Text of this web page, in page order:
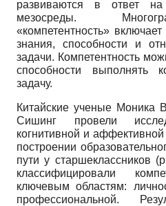
развиваются в ответ
мезосреды.
«компетентность»
знания, способности и
задачи. Компетентность
способности выполнять
задачу.
Китайские ученые Моника
Сишинг провели
когнитивной и
построении
пути у старшеклассников
классифицировали
ключевым областям:
профессиональной.